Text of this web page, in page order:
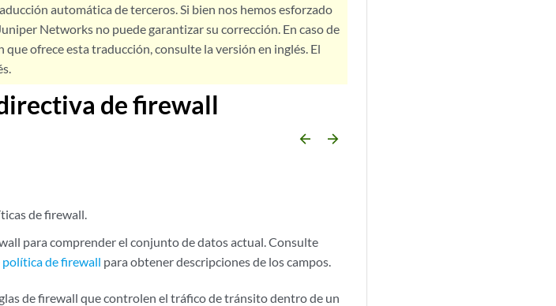
automática de terceros. Si bien nos hemos esforzado
Networks no puede garantizar su corrección. En caso de
ofrece esta traducción, consulte la versión en inglés. El
de firewall
arrow_backward arrow_forward
de firewall.
para comprender el conjunto de datos actual. Consulte
política de firewall para obtener descripciones de los campos.
de firewall que controlen el tráfico de tránsito dentro de un